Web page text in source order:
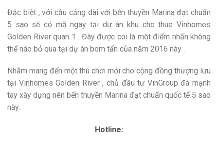
Đặc biệt , với cầu cảng dài với bến thuyền Marina đạt chuẩn
5 sao sẽ có mặ ngay tại dự án khu cho thue Vinhomes
Golden River quan 1 . Đây được coi là một điểm nhấn không
thể nào bỏ qua tại dự án bom tấn của năm 2016 này .
Nhằm mang đến một thú chơi mới cho cộng đồng thượng lưu
tại Vinhomes Golden River , chủ đầu tư VinGroup đã mạnh
tay xây dựng nên bến thuyền Marina đạt chuẩn quốc tế 5 sao
này.
Hotline: